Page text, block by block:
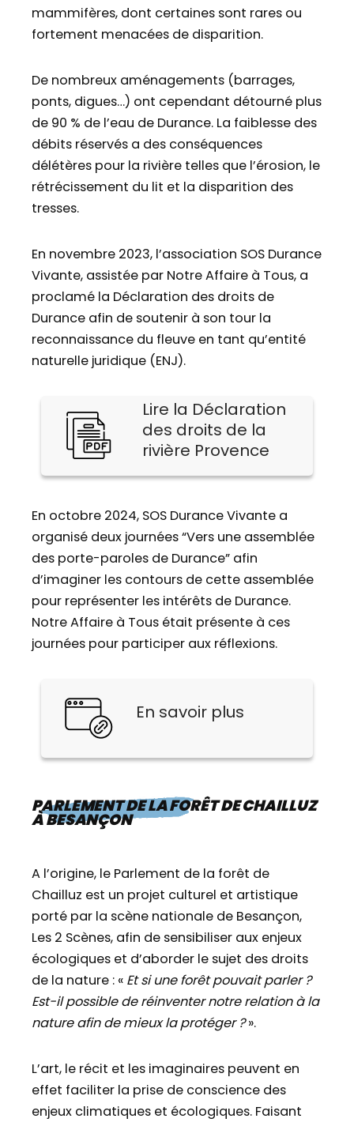
mammifères, dont certaines sont rares ou
fortement menacées de disparition.
De nombreux aménagements (barrages,
ponts, digues…) ont cependant détourné plus
de 90 % de l’eau de Durance. La faiblesse des
débits réservés a des conséquences
délétères pour la rivière telles que l’érosion, le
rétrécissement du lit et la disparition des
tresses.
En novembre 2023, l’association SOS Durance
Vivante, assistée par Notre Affaire à Tous, a
proclamé la Déclaration des droits de
Durance afin de soutenir à son tour la
reconnaissance du fleuve en tant qu’entité
naturelle juridique (ENJ).
Lire la Déclaration
des droits de la
rivière Provence
En octobre 2024, SOS Durance Vivante a
organisé deux journées “Vers une assemblée
des porte-paroles de Durance” afin
d’imaginer les contours de cette assemblée
pour représenter les intérêts de Durance.
Notre Affaire à Tous était présente à ces
journées pour participer aux réflexions.
En savoir plus
PARLEMENT DE LA FORÊT DE CHAILLUZ
À BESANÇON
A l’origine, le Parlement de la forêt de
Chailluz est un projet culturel et artistique
porté par la scène nationale de Besançon,
Les 2 Scènes, afin de sensibiliser aux enjeux
écologiques et d’aborder le sujet des droits
de la nature : « Et si une forêt pouvait parler ?
Est-il possible de réinventer notre relation à la
nature afin de mieux la protéger ?».
L’art, le récit et les imaginaires peuvent en
effet faciliter la prise de conscience des
enjeux climatiques et écologiques. Faisant